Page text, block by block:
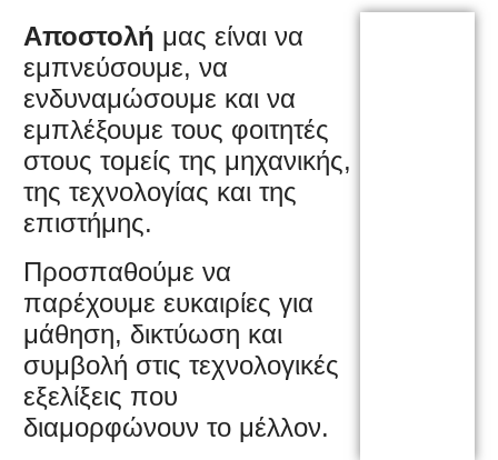
Αποστολή μας είναι να
εμπνεύσουμε, να
ενδυναμώσουμε και να
εμπλέξουμε τους φοιτητές
στους τομείς της μηχανικής,
της τεχνολογίας και της
επιστήμης.
Προσπαθούμε να
παρέχουμε ευκαιρίες για
μάθηση, δικτύωση και
συμβολή στις τεχνολογικές
εξελίξεις που
διαμορφώνουν το μέλλον.